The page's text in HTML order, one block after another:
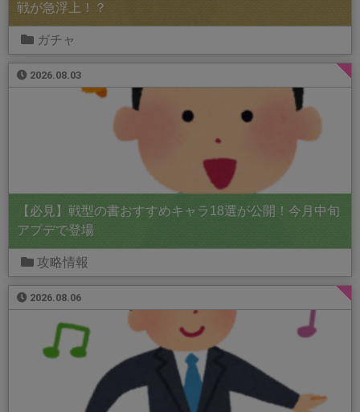
戦が急浮上！？
ガチャ
2026.08.03
【必見】戦型の書おすすめキャラ18選が公開！今月中旬
アプデで登場
攻略情報
2026.08.06